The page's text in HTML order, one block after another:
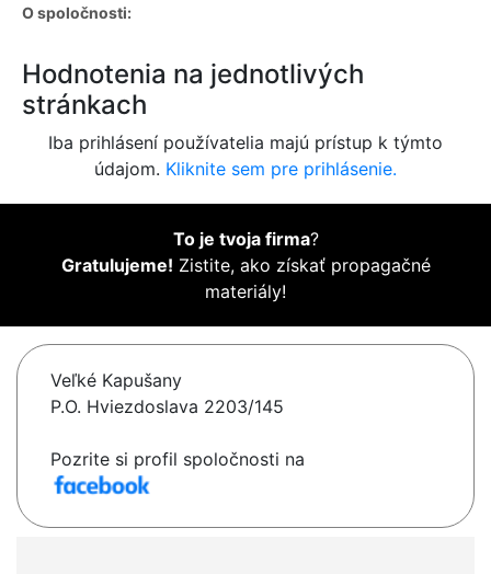
O spoločnosti:
Hodnotenia na jednotlivých
stránkach
Iba prihlásení používatelia majú prístup k týmto
údajom. Kliknite sem pre prihlásenie.
To je tvoja firma?
Gratulujeme! Zistite, ako získať propagačné
materiály!
Veľké Kapušany
P.O. Hviezdoslava 2203/145
Pozrite si profil spoločnosti na